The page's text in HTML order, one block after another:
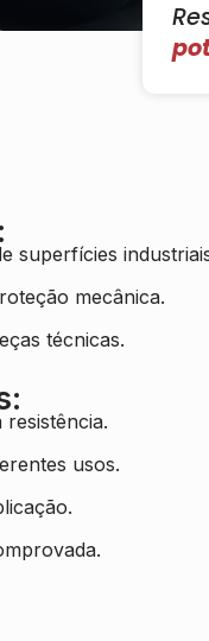
superfícies
mecânica.
técnicas.
resistência.
usos.